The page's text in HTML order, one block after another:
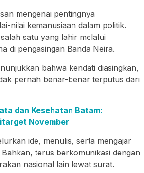
mengenai pentingnya
nilai kemanusiaan dalam politik.
satu yang lahir melalui
di pengasingan Banda Neira.
bahwa kendati diasingkan,
pernah benar-benar terputus dari
dan Kesehatan Batam:
November
ide, menulis, serta mengajar
terus berkomunikasi dengan
nasional lain lewat surat.